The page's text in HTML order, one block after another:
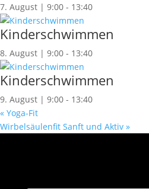
7. August | 9:00 - 13:40
Kinderschwimmen
8. August | 9:00 - 13:40
Kinderschwimmen
9. August | 9:00 - 13:40
« Yoga-Fit
Wirbelsäulenfit Sanft und Aktiv »